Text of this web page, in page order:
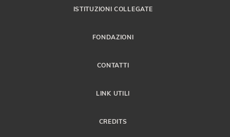
ISTITUZIONI COLLEGATE
FONDAZIONI
CONTATTI
LINK UTILI
CREDITS